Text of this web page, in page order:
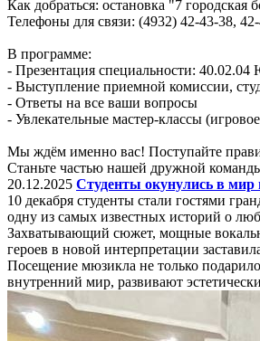
Как добраться: остановка "7 городская
Телефоны для связи: (4932) 42-43-38,
В программе:
- Презентация специальности:
- Выступление приемной комиссии,
- Ответы на все ваши вопросы
- Увлекательные мастер-классы
Мы ждём именно вас! Поступайте
Станьте частью нашей дружной
20.12.2025 Студенты окунулись в
10 декабря студенты стали гостями
одну из самых известных историй о
Захватывающий сюжет, мощные
героев в новой интерпретации
Посещение мюзикла не только
внутренний мир, развивают